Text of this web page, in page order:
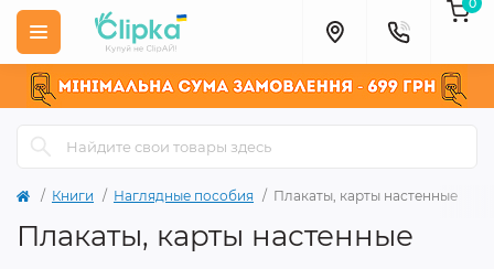
Книги Наглядные пособия Плакаты, карты настенные
Плакаты, карты настенные